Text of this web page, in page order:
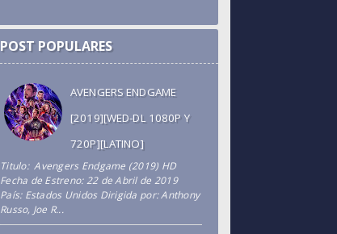
POST POPULARES
AVENGERS ENDGAME
[2019][WED-DL 1080P Y
720P][LATINO]
Titulo: Avengers Endgame (2019) HD
Fecha de Estreno: 22 de Abril de 2019
País: Estados Unidos Dirigida por: Anthony
Russo, Joe R...